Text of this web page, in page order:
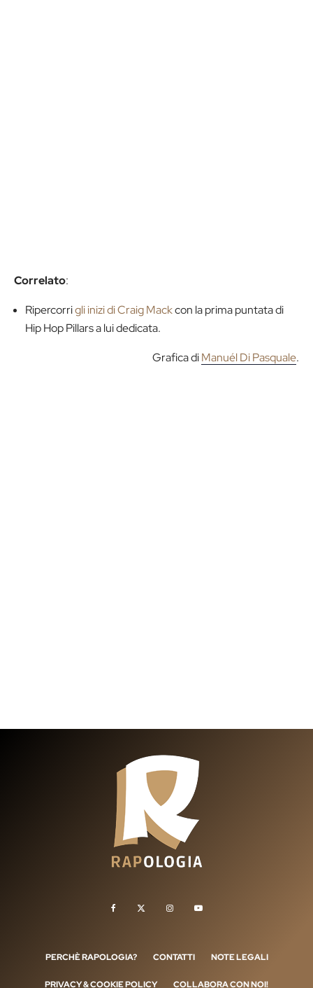
Correlato:
Ripercorrigli inizi di Craig Mackcon la prima puntata di
Hip Hop Pillars a lui dedicata.
Grafica diManuél Di Pasquale.
PERCHÈ RAPOLOGIA? CONTATTI NOTE LEGALI
PRIVACY & COOKIE POLICY COLLABORA CON NOI!